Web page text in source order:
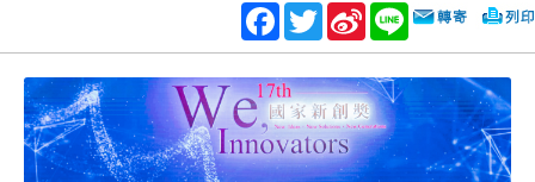
Facebook
TwitterSina
Weibo
Line